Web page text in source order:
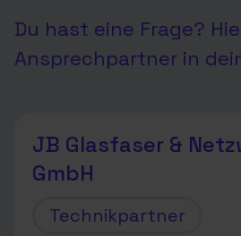
Du hast eine Frage?
Ansprechpartner in
JB Glasfaser &
GmbH
Technikpartner